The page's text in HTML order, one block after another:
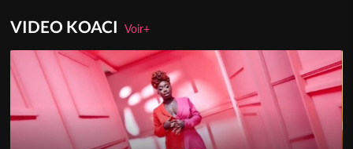
VIDEO KOACIVoir+